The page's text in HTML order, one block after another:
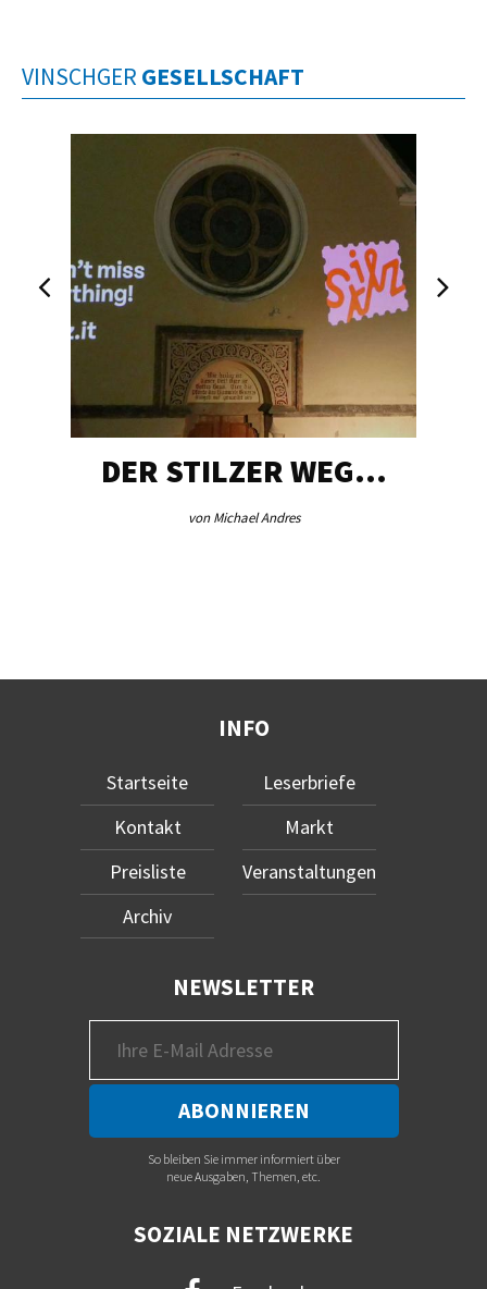
VINSCHGER GESELLSCHAFT
DER STILZER WEG…
von Michael Andres
INFO
Startseite
Kontakt
Preisliste
Archiv
Leserbriefe
Markt
Veranstaltungen
NEWSLETTER
So bleiben Sie immer informiert über
neue Ausgaben, Themen, etc.
SOZIALE NETZWERKE